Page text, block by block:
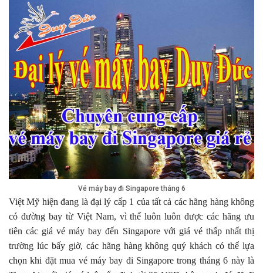
Vé máy bay đi Singapore tháng 6
Việt Mỹ hiện đang là đại lý cấp 1 của tất cả các hãng hàng không
có đường bay từ Việt Nam, vì thế luôn luôn được các hãng ưu
tiên các giá vé máy bay đến Singapore với giá vé thấp nhất thị
trường lúc bấy giờ, các hãng hàng không quý khách có thể lựa
chọn khi đặt mua vé máy bay đi Singapore trong tháng 6 này là